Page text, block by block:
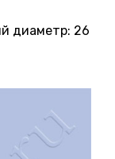
диаметр: 26